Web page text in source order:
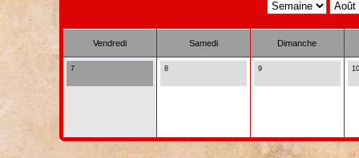
Vendredi Samedi Dimanche
7 8 9 10